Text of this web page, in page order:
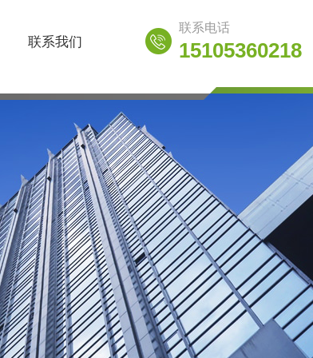
联系我们
联系电话
15105360218